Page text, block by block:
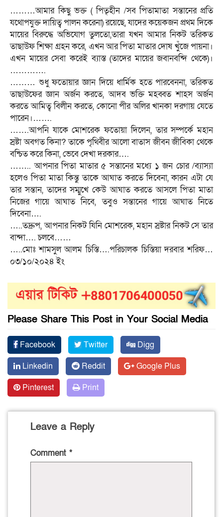
………আমার কিছু ভক্ত ( পিতৃহীন /সব পিতামাতা সন্তানের প্রতি
যথোপযুক্ত দায়িত্ব পালন করেনা) রয়েছে, যাদের কয়েকজন প্রথম দিকে
মায়ের বিরুদ্ধে অভিযোগ তুলতো,তারা যখন আমার নিকট তরিকত
তাছাউফ শিক্ষা গ্রহন করে, এখন আর পিতা মাতার দোষ খুঁজে পায়না।
এখন মায়ের সেবা করেই ব্যাস্ত (তাদের মায়ের জবানবন্দি থেকে)।
………….
……… শুধু ফতোয়ার জ্ঞান দিয়ে ধার্মিক হতে পারবেননা, তরিকত
তাছাউফের জ্ঞান অর্জন করতে, আদব ভক্তি মহব্বত শাহস অর্জন
করতে আমিত্ব বিলীন করতে, কোনো পীর অলির খানকা দরগায় যেতে
পারেন।…….
…….আপনি যাকে মোশরেক ফতোয়া দিলেন, তার সম্পর্কে মহান
স্রষ্টা অবগত কিনা? তাকে পৃথিবীর আলো বাতাস জীবন জীবিকা থেকে
বন্চিত করে কিনা, ভেবে দেখা দরকার….
…….. আপনার পিতা মাতার ৫ সন্তানের মধ্যে ১ জন চোর /ব্যাস্যা
হলেও পিতা মাতা কিন্তু তাকে আঘাত করতে দিবেনা, কারন এটা যে
তার সন্তান, তাদের সম্মুখে কেউ আঘাত করতে আসলে পিতা মাতা
নিজের গায়ে আঘাত নিবে, তবুও সন্তানের গায়ে আঘাত নিতে
দিবেনা….
…..তদ্রুপ, আপনার নিকট যিনি মোশরেক, মহান স্রষ্টার নিকট সে তার
বান্দা…. চলবে……
…..মোঃ শামসুল আলম চিস্তি….পরিচালক চিস্তিয়া দরবার শরিফ…
০৩/১০/২০২৪ ইং
Please Share This Post in Your Social Media
Facebook Twitter
Digg
Linkedin
Reddit
Google Plus
Pinterest
Print
Leave a Reply
Comment *